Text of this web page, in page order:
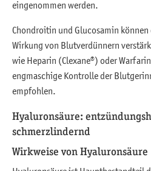
eingenommen werden.
Chondroitin und Glucosamin
Wirkung von Blutverdünnern
wie Heparin (Clexane®) oder
engmaschige Kontrolle der
empfohlen.
Hyaluronsäure:
schmerzlindernd
Wirkweise von Hyaluronsäure